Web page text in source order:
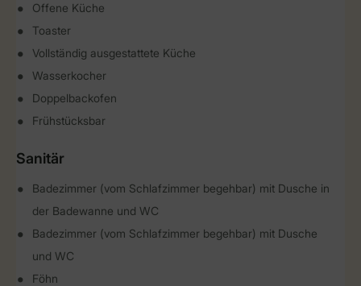
Offene Küche
Toaster
Vollständig ausgestattete Küche
Wasserkocher
Doppelbackofen
Frühstücksbar
Sanitär
Badezimmer (vom Schlafzimmer begehbar) mit Dusche in
der Badewanne und WC
Badezimmer (vom Schlafzimmer begehbar) mit Dusche
und WC
Föhn